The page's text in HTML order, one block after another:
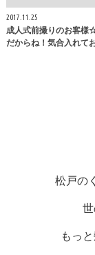
2017.11.25
成人式前撮りのお客様
だからね！気合入れて
松戸の
もっ